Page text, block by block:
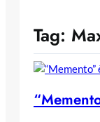
Tag: